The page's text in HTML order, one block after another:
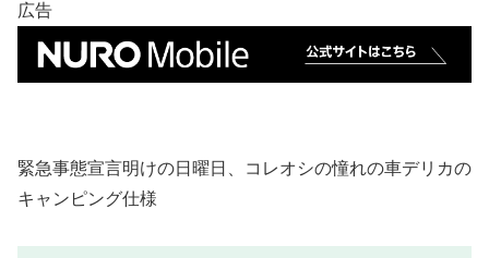
広告
緊急事態宣言明けの日曜日、コレオシの憧れの車デリカの
キャンピング仕様